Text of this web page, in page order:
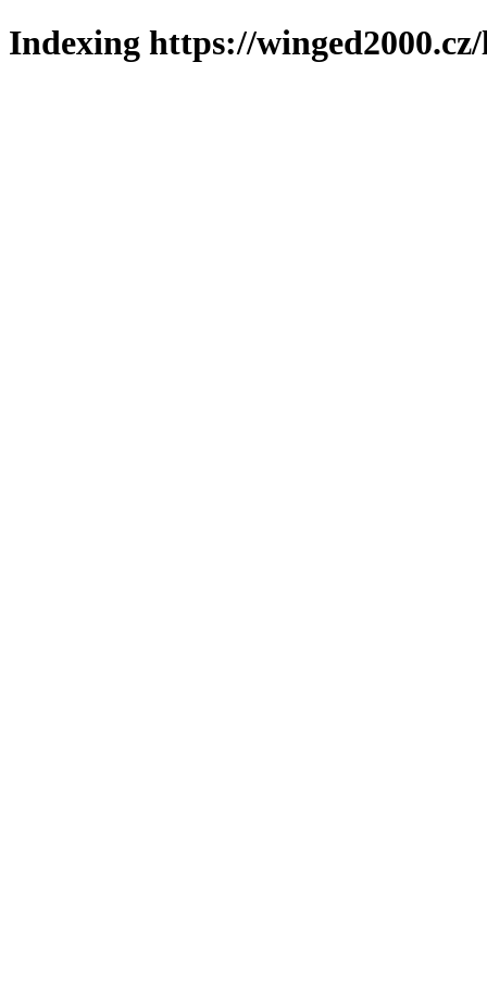
Indexing https://